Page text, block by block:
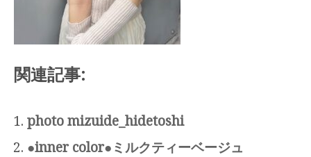
関連記事:
photo mizuide_hidetoshi
●inner color●ミルクティーベージュ